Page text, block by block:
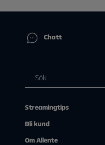
Chatt
Streamingtips
Bli kund
Om Allente